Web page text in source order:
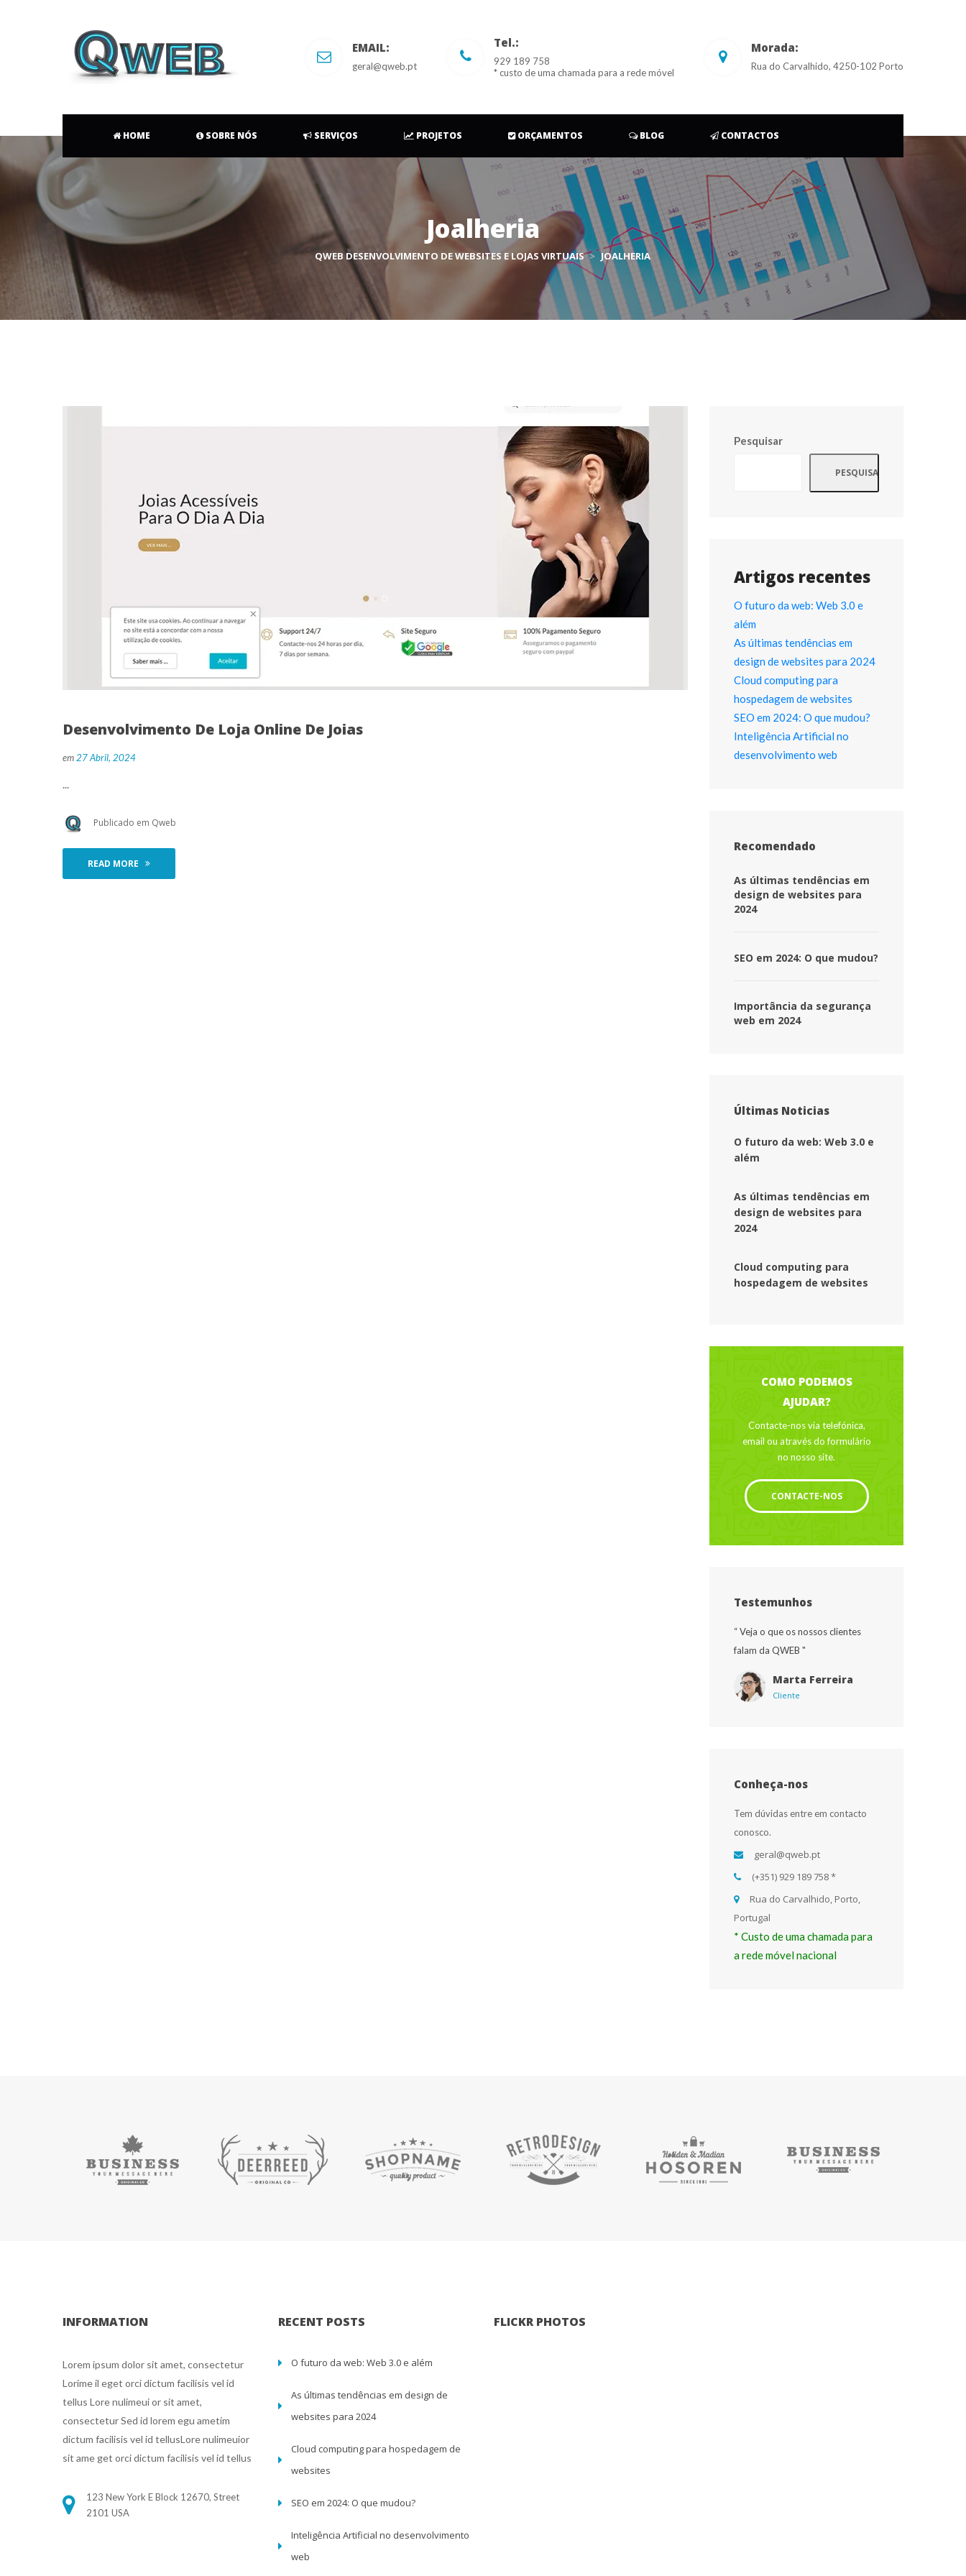
EMAIL:
geral@qweb.pt
Tel.:
929 189 758
* custo de uma chamada para a rede móvel
Morada:
Rua do Carvalhido, 4250-102 Porto
HOME SOBRE NÓS SERVIÇOS PROJETOS ORÇAMENTOS BLOG CONTACTOS
Joalheria
QWEB DESENVOLVIMENTO DE WEBSITES E LOJAS VIRTUAIS > JOALHERIA
Desenvolvimento De Loja Online De Joia
em 27 Abril, 2024
...
Publicado em Qweb
READ MORE
Pesquisar
PESQUISAR
Artigos recente
O futuro da web: Web 3.0 e
além
As últimas tendências em
design de websites para 2024
Cloud computing para
hospedagem de website
SEO em 2024: O que mudou?
Inteligência Artificial no
desenvolvimento web
Recomendado
As últimas tendências em
design de websites para
2024
SEO em 2024: O que mudou?
Importância da segurança
web em 2024
Últimas Noticia
O futuro da web: Web 3.0 e
além
As últimas tendências em
design de websites para
2024
Cloud computing para
hospedagem de website
COMO PODEMOS
AJUDAR?
Contacte-nos via telefónica,
email ou através do formulário
no nosso site.
CONTACTE-NOS
Testemunho
“ Veja o que os nossos clientes
falam da QWEB "
Marta Ferreira
Cliente
Conheça-no
Tem dúvidas entre em contacto
conosco.
geral@qweb.pt
(+351) 929 189 758 *
Rua do Carvalhido, Porto,
Portugal
* Custo de uma chamada para
a rede móvel nacional
INFORMATION
Lorem ipsum dolor sit amet, consectetur
Lorime il eget orci dictum facilisis vel id
tellus Lore nulimeui or sit amet,
consectetur Sed id lorem egu ametim
dictum facilisis vel id tellusLore nulimeuior
it ame get orci dictum facilisis vel id tellu
123 New York E Block 12670, Street
2101 USA
RECENT POSTS
O futuro da web: Web 3.0 e além
As últimas tendências em design de
websites para 2024
Cloud computing para hospedagem de
website
SEO em 2024: O que mudou?
Inteligência Artificial no desenvolvimento
web
FLICKR PHOTOS